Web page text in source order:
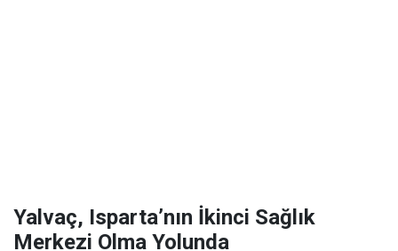
Yalvaç, Isparta’nın İkinci Sağlık
Merkezi Olma Yolunda